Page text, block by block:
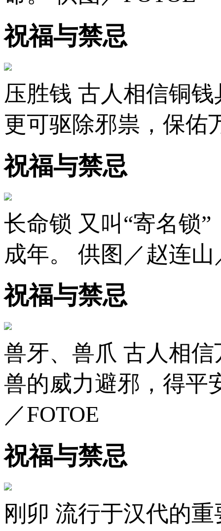
祝福与禁忌
压胜钱 古人相信铜
更可驱除邪祟，保佑
祝福与禁忌
长命锁 又叫“寄名锁
成年。 供图／赵连山
祝福与禁忌
兽牙、兽爪 古人相
兽的威力避邪，得平
／FOTOE
祝福与禁忌
刚卯 流行于汉代的